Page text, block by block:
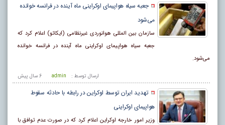
جعبه سیاه هواپیمای اوکراینی ماه آینده در فرانسه خوانده
می‌شود
سازمان بین المللی هوانوردی غیرنظامی (ایکائو) اعلام کرد که
جعبه سیاه هواپیمای اوکراینی ماه آینده در فرانسه خوانده
می‌شود.
6 سال پيش ارسال توسط : admin
تهدید ایران توسط اوکراین در رابطه با حادثه سقوط
هواپیمای اوکراینی
وزیر امور خارجه اوکراین اعلام کرد که در صورت عدم توافق با